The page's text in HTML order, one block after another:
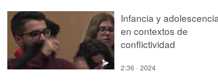
Infancia y
en contextos de
conflictividad
2:36 · 2024